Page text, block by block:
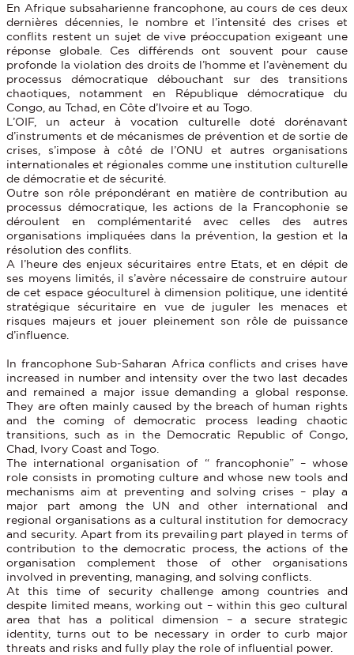
En Afrique subsaharienne francophone, au cours de ces deux
dernières décennies, le nombre et l’intensité des crises et
conflits restent un sujet de vive préoccupation exigeant une
réponse globale. Ces différends ont souvent pour cause
profonde la violation des droits de l’homme et l’avènement du
processus démocratique débouchant sur des transitions
chaotiques, notamment en République démocratique du
Congo, au Tchad, en Côte d’Ivoire et au Togo.
L’OIF, un acteur à vocation culturelle doté dorénavant
d’instruments et de mécanismes de prévention et de sortie de
crises, s’impose à côté de l’ONU et autres organisations
internationales et régionales comme une institution culturelle
de démocratie et de sécurité.
Outre son rôle prépondérant en matière de contribution au
processus démocratique, les actions de la Francophonie se
déroulent en complémentarité avec celles des autres
organisations impliquées dans la prévention, la gestion et la
résolution des conflits.
A l’heure des enjeux sécuritaires entre Etats, et en dépit de
ses moyens limités, il s’avère nécessaire de construire autour
de cet espace géoculturel à dimension politique, une identité
stratégique sécuritaire en vue de juguler les menaces et
risques majeurs et jouer pleinement son rôle de puissance
d’influence.
In francophone Sub-Saharan Africa conflicts and crises have
increased in number and intensity over the two last decades
and remained a major issue demanding a global response.
They are often mainly caused by the breach of human rights
and the coming of democratic process leading chaotic
transitions, such as in the Democratic Republic of Congo,
Chad, Ivory Coast and Togo.
The international organisation of “ francophonie” – whose
role consists in promoting culture and whose new tools and
mechanisms aim at preventing and solving crises – play a
major part among the UN and other international and
regional organisations as a cultural institution for democracy
and security. Apart from its prevailing part played in terms of
contribution to the democratic process, the actions of the
organisation complement those of other organisations
involved in preventing, managing, and solving conflicts.
At this time of security challenge among countries and
despite limited means, working out – within this geo cultural
area that has a political dimension – a secure strategic
identity, turns out to be necessary in order to curb major
threats and risks and fully play the role of influential power.